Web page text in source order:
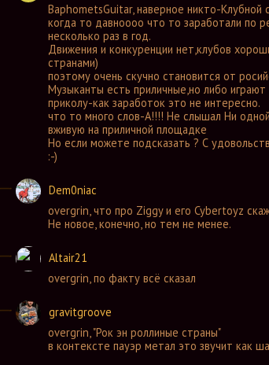
BaphometsGuitar, наверное никто-Клубной
когда то давноооо что то заработали по
несколько раз в год.
Движения и конкуренции нет,клубов
странами)
поэтому очень скучно становится от
Музыканты есть приличные,но либо
приколу-как заработок это не интересно.
что то много слов-А!!!! Не слышал Ни
вживую на приличной площадке
Но если можете подсказать ? С
:-)
Dem0niac
overgrin что про Ziggy и его Cybertoyz
Не новое, конечно, но тем не менее.
Altair21
overgrin по факту всё сказал
gravitgroove
overgrin "Рок эн роллиные страны"
в контексте пауэр метал это звучит как